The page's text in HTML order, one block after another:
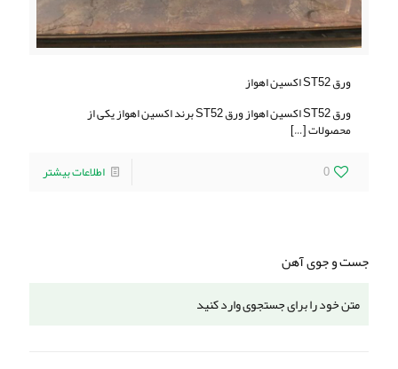
ورق ST52 اکسین اهواز
ورق ST52 اکسین اهواز ورق ST52 برند اکسین اهواز یکی از
محصولات[…]
0
اطلاعات بیشتر
جست و جوی آهن